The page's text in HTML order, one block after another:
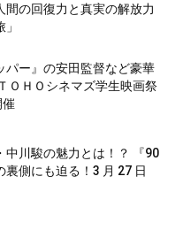
間の回復力と真実の解放力
パー』の安田監督など豪華
ＯＨＯシネマズ学生映画祭
催
中川駿の魅力とは！？ 『90
裏側にも迫る！3 月 27 日